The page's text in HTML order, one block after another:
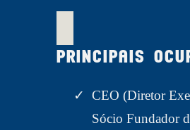
Principais
CEO (Diretor
Sócio Fundador